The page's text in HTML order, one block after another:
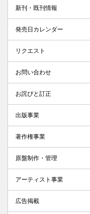
新刊・既刊情報
発売日カレンダー
リクエスト
お問い合わせ
お詫びと訂正
出版事業
著作権事業
原盤制作・管理
アーティスト事業
広告掲載